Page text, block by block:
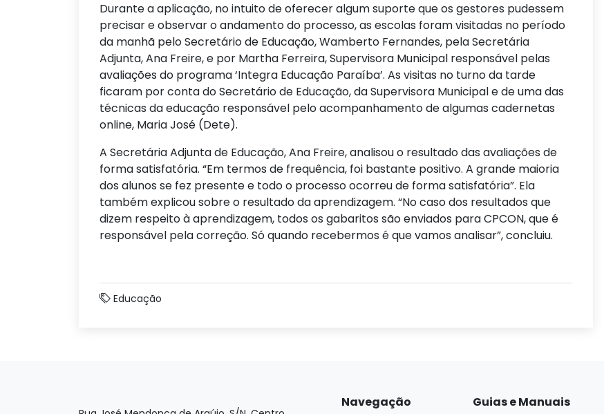
Durante a aplicação, no intuito de oferecer algum suporte que os gestores pudessem
precisar e observar o andamento do processo, as escolas foram visitadas no período
da manhã pelo Secretário de Educação, Wamberto Fernandes, pela Secretária
Adjunta, Ana Freire, e por Martha Ferreira, Supervisora Municipal responsável pelas
avaliações do programa ‘Integra Educação Paraíba’. As visitas no turno da tarde
ficaram por conta do Secretário de Educação, da Supervisora Municipal e de uma das
técnicas da educação responsável pelo acompanhamento de algumas cadernetas
online, Maria José (Dete).
A Secretária Adjunta de Educação, Ana Freire, analisou o resultado das avaliações de
forma satisfatória. “Em termos de frequência, foi bastante positivo. A grande maioria
dos alunos se fez presente e todo o processo ocorreu de forma satisfatória”. Ela
também explicou sobre o resultado da aprendizagem. “No caso dos resultados que
dizem respeito à aprendizagem, todos os gabaritos são enviados para CPCON, que é
responsável pela correção. Só quando recebermos é que vamos analisar”, concluiu.
Educação
Navegação Guias e Manuais